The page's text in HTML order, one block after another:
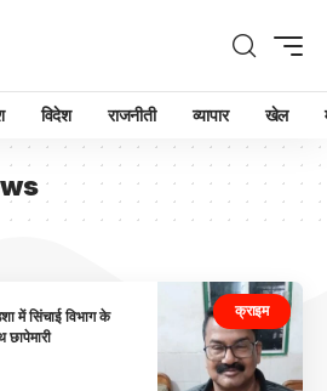
विदेश राजनीती व्यापार खेल
क्राइम
में सिंचाई विभाग के